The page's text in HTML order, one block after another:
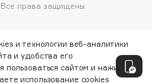
права защищены
и технологии веб-аналитики
и удобства его
пользоваться сайтом и нажимая
использование cookies